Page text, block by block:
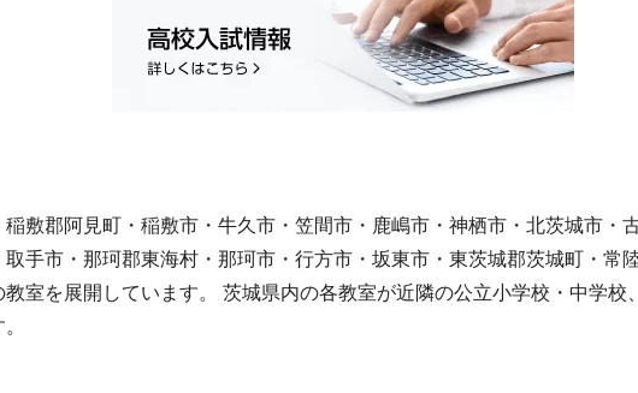
敷郡阿見町・稲敷市・牛久市・笠間市・鹿嶋市・神栖市・北茨城市・
手市・那珂郡東海村・那珂市・行方市・坂東市・東茨城郡茨城町・常
室を展開しています。 茨城県内の各教室が近隣の公立小学校・中学